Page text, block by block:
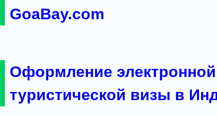
GoaBay.com
Оформление электронной
туристической визы в